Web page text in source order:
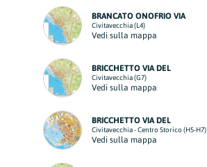
BRANCATO ONOFRIO VIA
Civitavecchia (L4)
Vedi sulla mappa
BRICCHETTO VIA DEL
Civitavecchia (G7)
Vedi sulla mappa
BRICCHETTO VIA DEL
Civitavecchia - Centro Storico (H5-H7)
Vedi sulla mappa